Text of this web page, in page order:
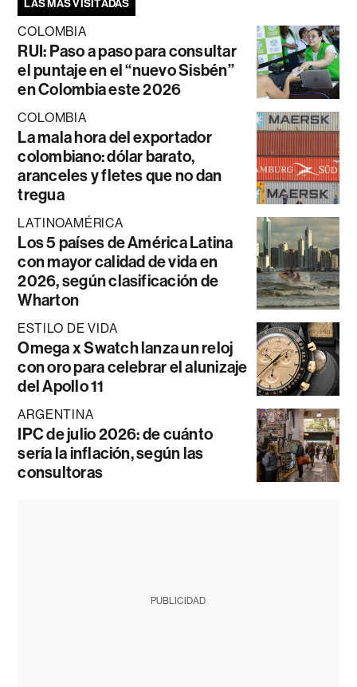
LAS MÁS VISITADAS
COLOMBIA
RUI: Paso a paso para consultar
el puntaje en el “nuevo Sisbén”
en Colombia este 2026
COLOMBIA
La mala hora del exportador
colombiano: dólar barato,
aranceles y fletes que no dan
tregua
LATINOAMÉRICA
Los 5 países de América Latina
con mayor calidad de vida en
2026, según clasificación de
Wharton
ESTILO DE VIDA
Omega x Swatch lanza un reloj
con oro para celebrar el alunizaje
del Apollo 11
ARGENTINA
IPC de julio 2026: de cuánto
sería la inflación, según las
consultoras
PUBLICIDAD